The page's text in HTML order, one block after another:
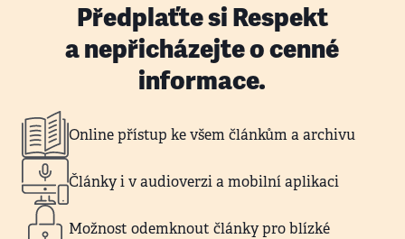
Předplaťte si Respekt
a nepřicházejte o cenné
informace.
Online přístup ke všem článkům a archivu
Články i v audioverzi a mobilní aplikaci
Možnost odemknout články pro blízké